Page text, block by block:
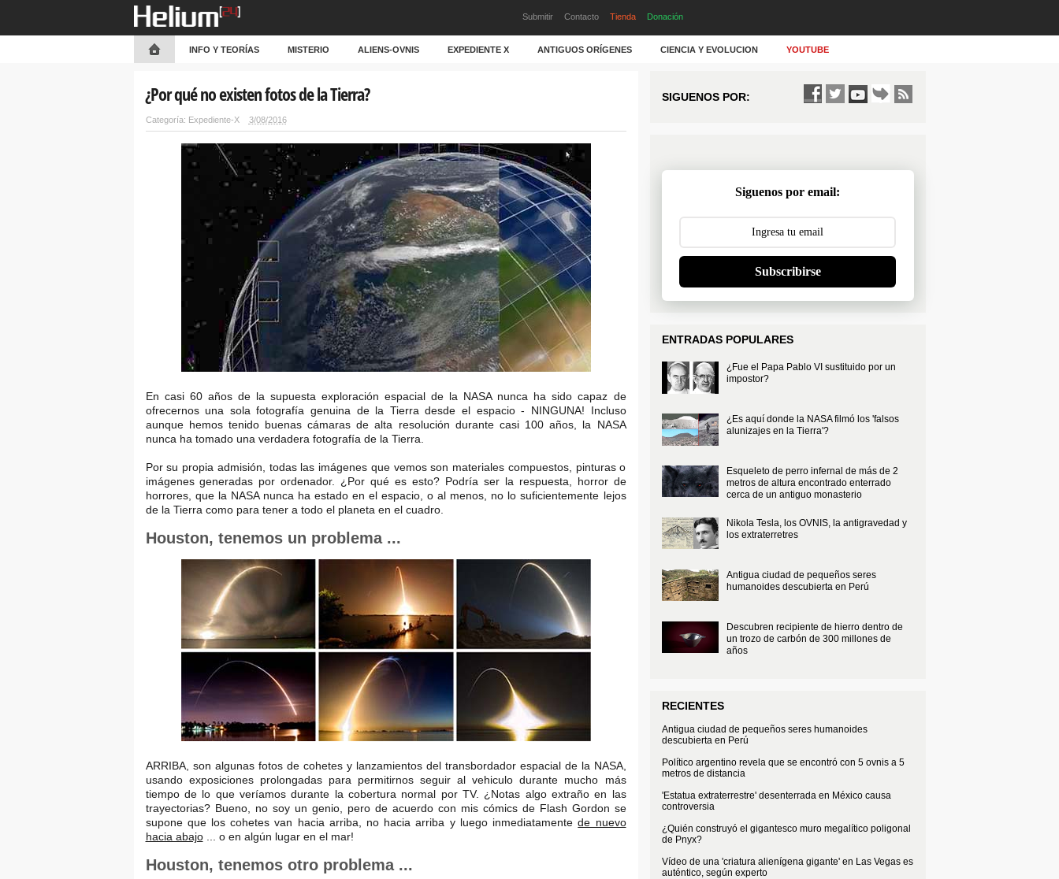
Submitir Contacto Tienda Donación
INFO Y TEORÍAS MISTERIO ALIENS-OVNIS EXPEDIENTE X ANTIGUOS ORÍGENES CIENCIA Y EVOLUCION YOUTUBE
¿Por qué no existen fotos de la Tierra?
Categoría: Expediente-X 3/08/2016
En casi 60 años de la supuesta exploración espacial de la NASA nunca ha sido capaz de
ofrecernos una sola fotografía genuina de la Tierra desde el espacio - NINGUNA! Incluso
aunque hemos tenido buenas cámaras de alta resolución durante casi 100 años, la NASA
nunca ha tomado una verdadera fotografía de la Tierra.
Por su propia admisión, todas las imágenes que vemos son materiales compuestos, pinturas o
imágenes generadas por ordenador. ¿Por qué es esto? Podría ser la respuesta, horror de
horrores, que la NASA nunca ha estado en el espacio, o al menos, no lo suficientemente lejos
de la Tierra como para tener a todo el planeta en el cuadro.
Houston, tenemos un problema ...
ARRIBA, son algunas fotos de cohetes y lanzamientos del transbordador espacial de la NASA,
usando exposiciones prolongadas para permitirnos seguir al vehiculo durante mucho más
tiempo de lo que veríamos durante la cobertura normal por TV. ¿Notas algo extraño en las
trayectorias? Bueno, no soy un genio, pero de acuerdo con mis cómics de Flash Gordon se
supone que los cohetes van hacia arriba, no hacia arriba y luego inmediatamentede nuevo
hacia abajo... o en algún lugar en el mar!
Houston, tenemos otro problema ...
SIGUENOS POR:
Siguenos por email:
Subscribirse
ENTRADAS POPULARES
¿Fue el Papa Pablo VI sustituido por un
impostor?
¿Es aquí donde la NASA filmó los 'falsos
alunizajes en la Tierra'?
Esqueleto de perro infernal de más de 2
metros de altura encontrado enterrado
cerca de un antiguo monasterio
Nikola Tesla, los OVNIS, la antigravedad y
los extraterretres
Antigua ciudad de pequeños seres
humanoides descubierta en Perú
Descubren recipiente de hierro dentro de
un trozo de carbón de 300 millones de
años
RECIENTES
Antigua ciudad de pequeños seres humanoides
descubierta en Perú
Político argentino revela que se encontró con 5 ovnis a 5
metros de distancia
'Estatua extraterrestre' desenterrada en México causa
controversia
¿Quién construyó el gigantesco muro megalítico poligonal
de Pnyx?
Vídeo de una 'criatura alienígena gigante' en Las Vegas es
auténtico, según experto